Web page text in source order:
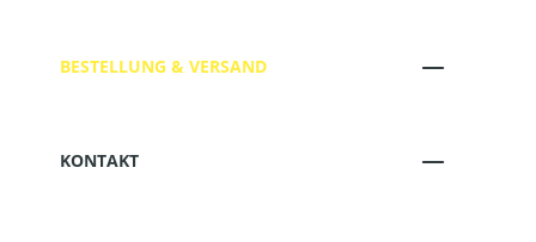
BESTELLUNG & VERSAND
KONTAKT